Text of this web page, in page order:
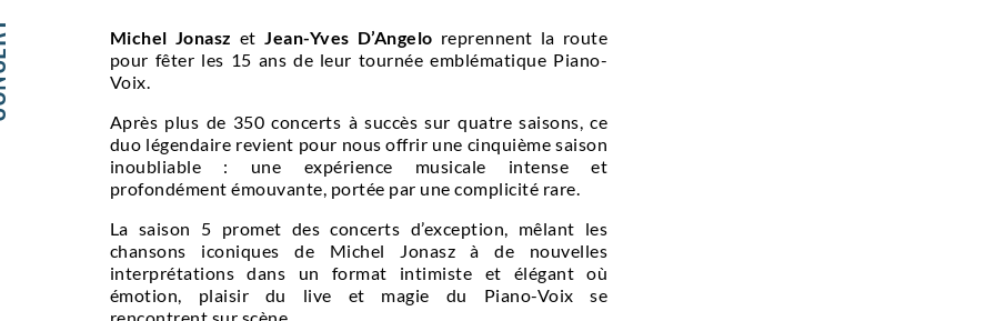
Michel Jonasz et Jean-Yves D’Angelo reprennent la route
pour fêter les 15 ans de leur tournée emblématique Piano-
Voix.
Après plus de 350 concerts à succès sur quatre saisons, ce
duo légendaire revient pour nous offrir une cinquième saison
inoubliable : une expérience musicale intense et
profondément émouvante, portée par une complicité rare.
La saison 5 promet des concerts d’exception, mêlant les
chansons iconiques de Michel Jonasz à de nouvelles
interprétations dans un format intimiste et élégant où
émotion, plaisir du live et magie du Piano-Voix se